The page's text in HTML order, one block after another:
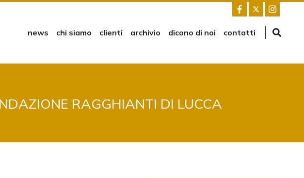
news chi siamo clienti archivio dicono di noi contatti
RAGGHIANTI DI LUCCA